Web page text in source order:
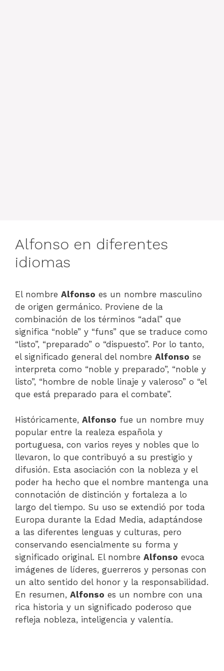
Alfonso en diferentes
idiomas
El nombre Alfonso es un nombre masculino
de origen germánico. Proviene de la
combinación de los términos “adal” que
significa “noble” y “funs” que se traduce como
“listo”, “preparado” o “dispuesto”. Por lo tanto,
el significado general del nombre Alfonso se
interpreta como “noble y preparado”, “noble y
listo”, “hombre de noble linaje y valeroso” o “el
que está preparado para el combate”.
Históricamente, Alfonso fue un nombre muy
popular entre la realeza española y
portuguesa, con varios reyes y nobles que lo
llevaron, lo que contribuyó a su prestigio y
difusión. Esta asociación con la nobleza y el
poder ha hecho que el nombre mantenga una
connotación de distinción y fortaleza a lo
largo del tiempo. Su uso se extendió por toda
Europa durante la Edad Media, adaptándose
a las diferentes lenguas y culturas, pero
conservando esencialmente su forma y
significado original. El nombre Alfonso evoca
imágenes de líderes, guerreros y personas con
un alto sentido del honor y la responsabilidad.
En resumen, Alfonso es un nombre con una
rica historia y un significado poderoso que
refleja nobleza, inteligencia y valentía.